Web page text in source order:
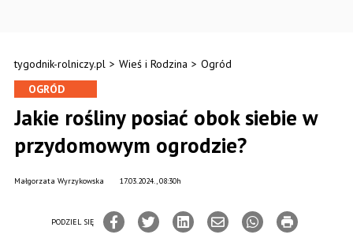
tygodnik-rolniczy.pl > Wieś i Rodzina > Ogród
OGRÓD
Jakie rośliny posiać obok siebie w
przydomowym ogrodzie?
17.03.2024., 08:30h
Małgorzata Wyrzykowska
PODZIEL SIĘ